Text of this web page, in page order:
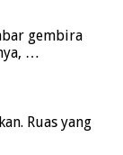
gembira
…
Ruas yang